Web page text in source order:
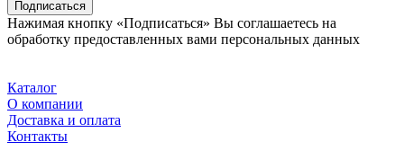
Подписаться
Нажимая кнопку «Подписаться» Вы соглашаетесь на
обработку предоставленных вами персональных данных
Каталог
О компании
Доставка и оплата
Контакты